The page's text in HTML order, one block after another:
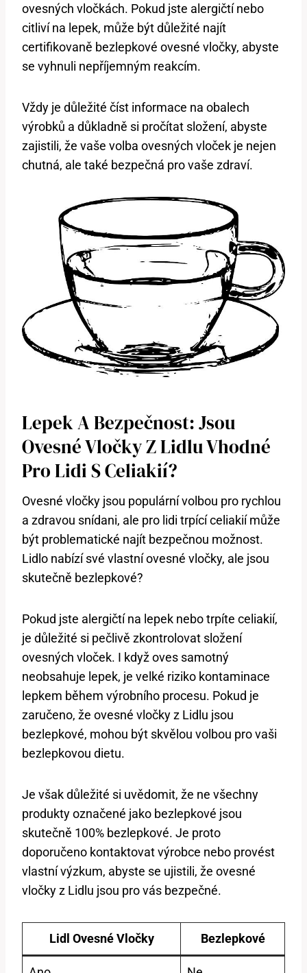
ovesných vločkách. Pokud jste alergičtí nebo
citliví na lepek, může být důležité najít
certifikovaně bezlepkové ovesné vločky, abyste
se vyhnuli nepříjemným reakcím.
Vždy je důležité číst informace na obalech
výrobků a důkladně si pročítat složení, abyste
zajistili, že vaše volba ovesných vloček je nejen
chutná, ale také bezpečná pro vaše zdraví.
Lepek A Bezpečnost: Jsou
Ovesné Vločky Z Lidlu Vhodné
Pro Lidi S Celiakií?
Ovesné vločky jsou populární volbou pro rychlou
a zdravou snídani, ale pro lidi trpící celiakií může
být problematické najít bezpečnou možnost.
Lidlo nabízí své vlastní ovesné vločky, ale jsou
skutečně bezlepkové?
Pokud jste alergičtí na lepek nebo trpíte celiakií,
je důležité si pečlivě zkontrolovat složení
ovesných vloček. I když oves samotný
neobsahuje lepek, je velké riziko kontaminace
lepkem během výrobního procesu. Pokud je
zaručeno, že ovesné vločky z Lidlu jsou
bezlepkové, mohou být skvělou volbou pro vaši
bezlepkovou dietu.
Je však důležité si uvědomit, že ne všechny
produkty označené jako bezlepkové jsou
skutečně 100% bezlepkové. Je proto
doporučeno kontaktovat výrobce nebo provést
vlastní výzkum, abyste se ujistili, že ovesné
vločky z Lidlu jsou pro vás bezpečné.
Lidl Ovesné Vločky Bezlepkové